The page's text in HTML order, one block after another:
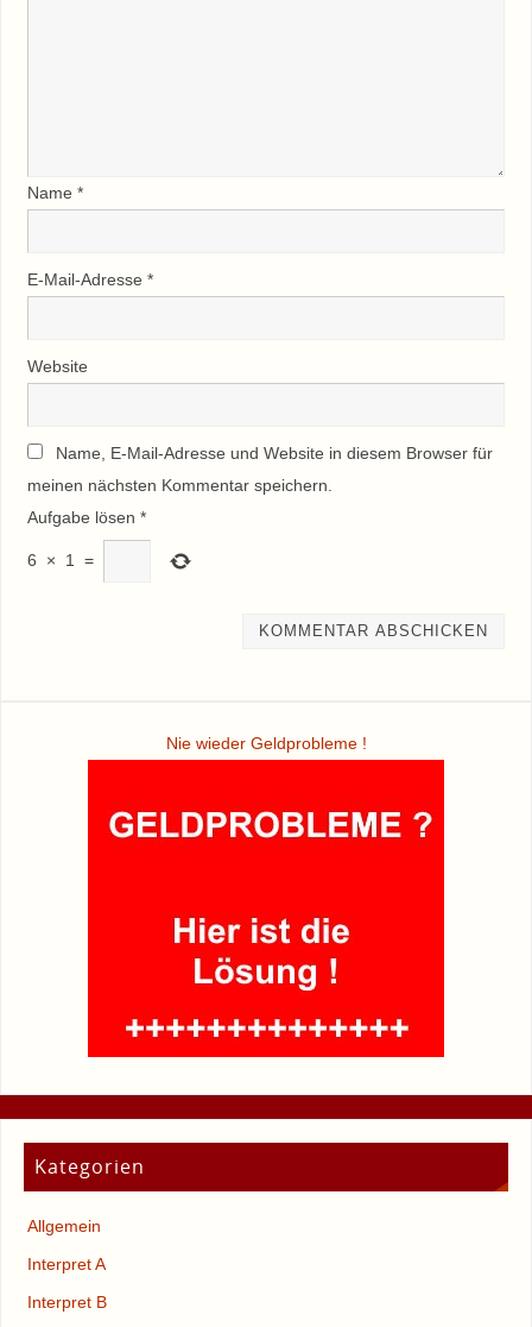
Name *
E-Mail-Adresse *
Website
Name, E-Mail-Adresse und Website in diesem Browser für
meinen nächsten Kommentar speichern.
Aufgabe lösen *
6 × 1 =
Nie wieder Geldprobleme !
Kategorien
Allgemein
Interpret A
Interpret B